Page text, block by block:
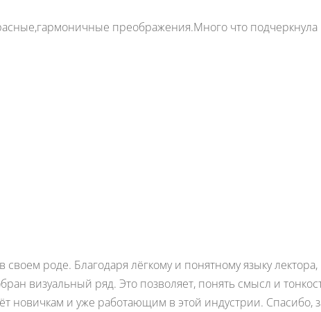
преображения.Много что подчеркнула
роде. Благодаря лёгкому и понятному языку лектора,
визуальный ряд. Это позволяет, понять смысл и
новичкам и уже работающим в этой индустрии. Спасибо,